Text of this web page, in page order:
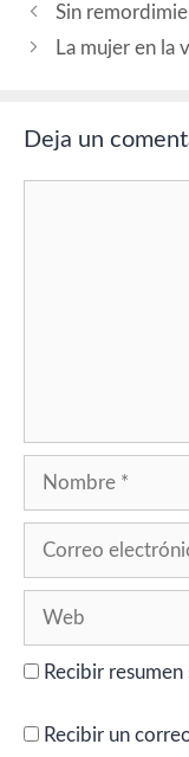
Sin
La mujer en la
Deja un
Recibir
Recibir un